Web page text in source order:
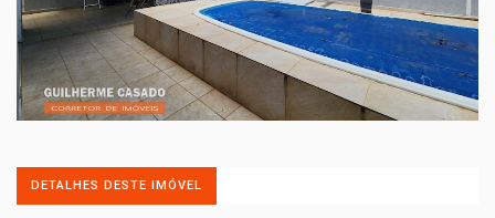
DETALHES DESTE IMÓVEL